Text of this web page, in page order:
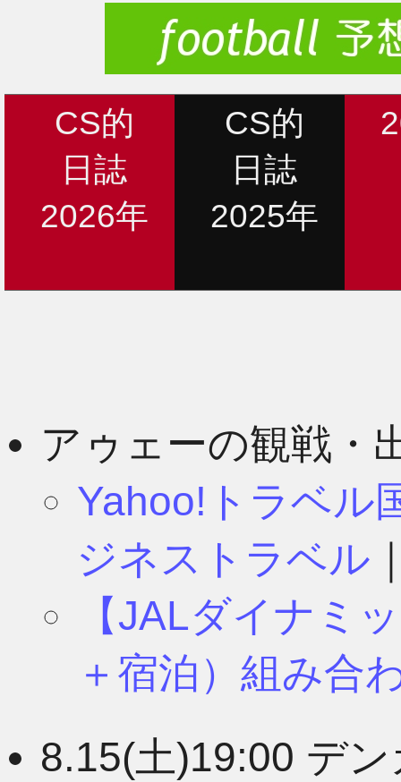
CS的
日誌
2026年
8月
7月
6月
CS的
日誌
2025年
11月
10月
9月
アゥェーの観戦・
Yahoo!トラベル
ジネストラベル
【JALダイナミ
＋宿泊）組み合
8.15(土)19:00 デ